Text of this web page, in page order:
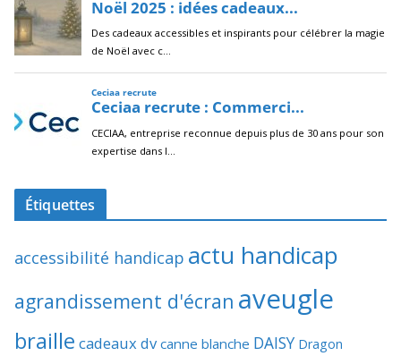
Étiquettes
accessibilité handicap actu handicap
agrandissement d'écran aveugle
braille cadeaux dv canne blanche DAISY Dragon